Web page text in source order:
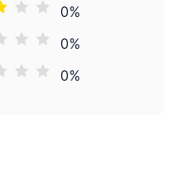
0%
0%
0%